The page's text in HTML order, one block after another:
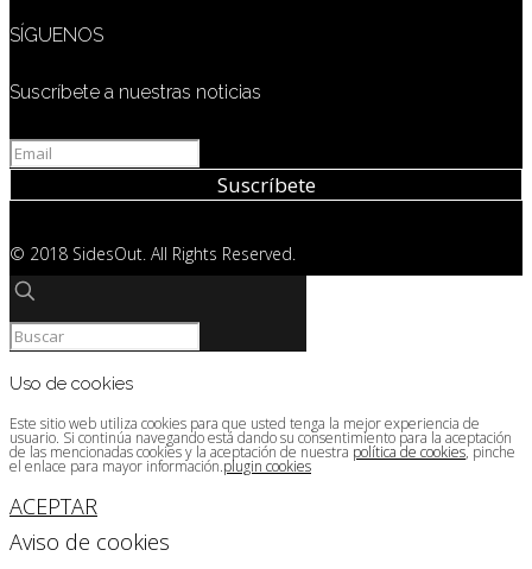
SÍGUENOS
Suscríbete a nuestras noticias
© 2018 SidesOut. All Rights Reserved.
Uso de cookies
Este sitio web utiliza cookies para que usted tenga la mejor experiencia de
usuario. Si continúa navegando está dando su consentimiento para la aceptación
de las mencionadas cookies y la aceptación de nuestra política de cookies, pinche
el enlace para mayor información.plugin cookies
ACEPTAR
Aviso de cookies